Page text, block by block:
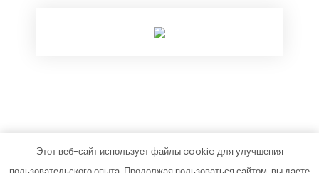
ventilyatsiya-tut.ru
Этот веб-сайт использует файлы cookie для улучшения